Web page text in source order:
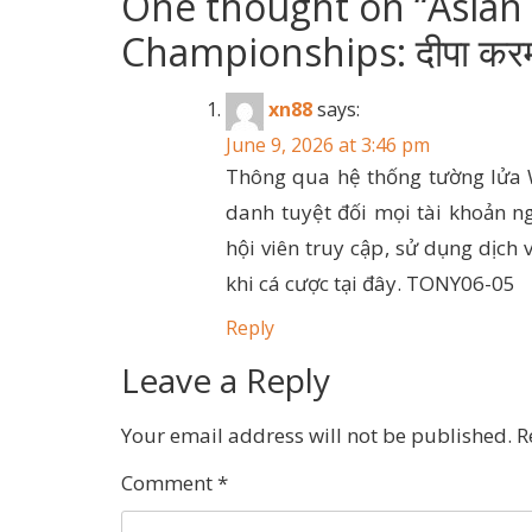
Championships: दीपा
xn88says:
June 9, 2026 at 3:46 pm
Thông qua hệ thống tường lửa
danh tuyệt đối mọi tài khoản
hội viên truy cập, sử dụng dịch
khi cá cược tại đây. TONY06-05
Reply
Leave a Reply
Your email address will not be published.
Comment*